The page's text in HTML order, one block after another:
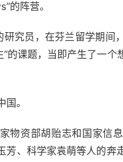
的阵营。
究员，在芬兰留学期间
课题，当即产生了一个
。
物资部胡贻志和国家信
、科学家袁萌等人的奔